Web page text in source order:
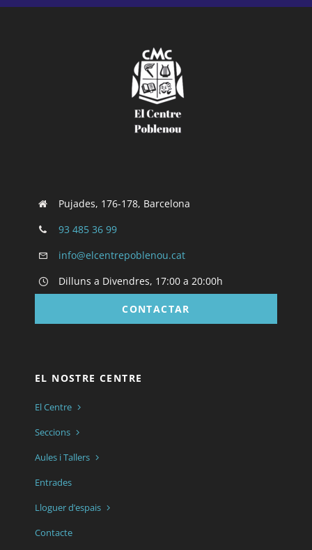
Pujades, 176-178, Barcelona
93 485 36 99
info@elcentrepoblenou.cat
Dilluns a Divendres, 17:00 a 20:00h
CONTACTAR
EL NOSTRE CENTRE
El Centre
Seccions
Aules i Tallers
Entrades
Lloguer d’espais
Contacte